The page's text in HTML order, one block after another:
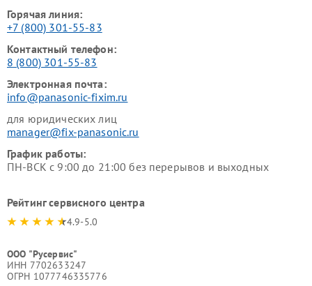
Горячая линия:
+7 (800) 301-55-83
Контактный телефон:
8 (800) 301-55-83
Электронная почта:
info@panasonic-fixim.ru
для юридических лиц
manager@fix-panasonic.ru
График работы:
ПН-ВСК с 9:00 до 21:00 без перерывов и выходных
Рейтинг сервисного центра
4.9-5.0
ООО "Русервис"
ИНН 7702633247
ОГРН 1077746335776